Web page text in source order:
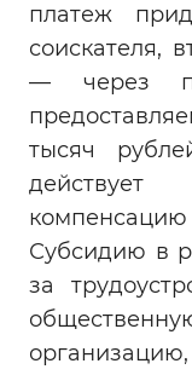
платеж
соискателя,
— через
тысяч
Субсидию в
за